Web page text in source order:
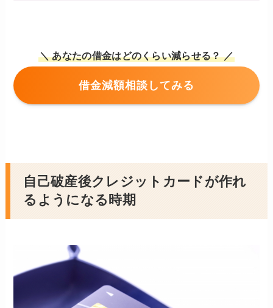
＼ あなたの借金はどのくらい減らせる？ ／
借金減額相談してみる
自己破産後クレジットカードが作れ
るようになる時期